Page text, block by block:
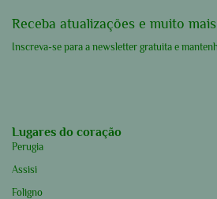
Receba atualizações e muito mais
Inscreva-se para a newsletter gratuita e
Lugares do coração
Perugia
Assisi
Foligno